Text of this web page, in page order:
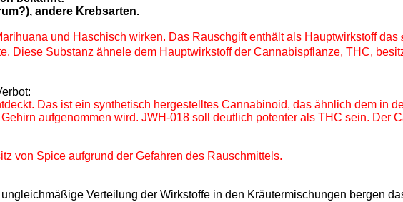
andere Krebsarten.
und Haschisch wirken. Das Rauschgift enthält als Hauptwirkstoff das
Diese Substanz ähnele dem Hauptwirkstoff der Cannabispflanze, THC,
Das ist ein synthetisch hergestelltes Cannabinoid, das ähnlich dem in
aufgenommen wird. JWH-018 soll deutlich potenter als THC sein. Der
von Spice aufgrund der Gefahren des Rauschmittels.
Verteilung der Wirkstoffe in den Kräutermischungen bergen